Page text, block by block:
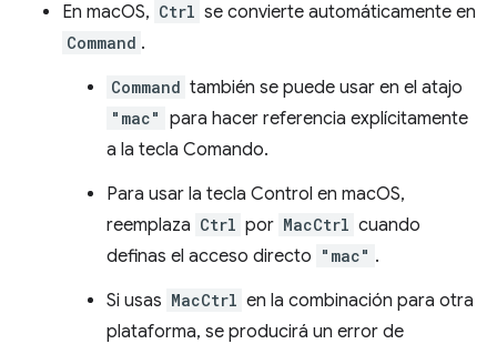
En macOS, Ctrl se convierte automáticamente en
Command .
Command también se puede usar en el atajo
"mac" para hacer referencia explícitamente
a la tecla Comando.
Para usar la tecla Control en macOS,
reemplaza Ctrl por MacCtrl cuando
definas el acceso directo "mac" .
Si usas MacCtrl en la combinación para otra
plataforma, se producirá un error de